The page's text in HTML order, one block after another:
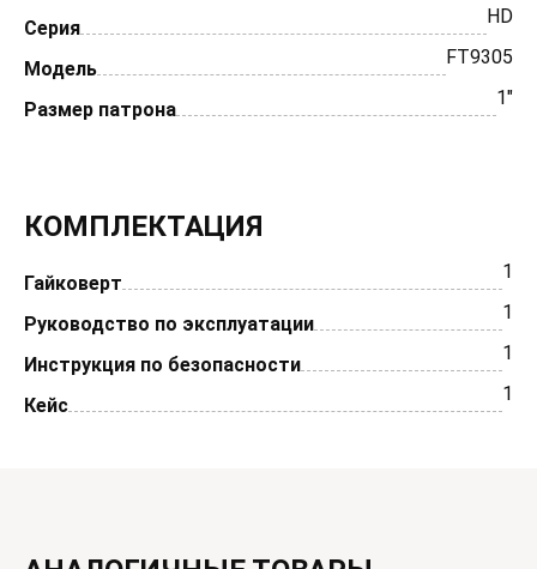
Серия
HD
Модель
FT9305
Размер патрона
1"
КОМПЛЕКТАЦИЯ
Гайковерт
1
Руководство по эксплуатации
1
Инструкция по безопасности
1
Кейс
1